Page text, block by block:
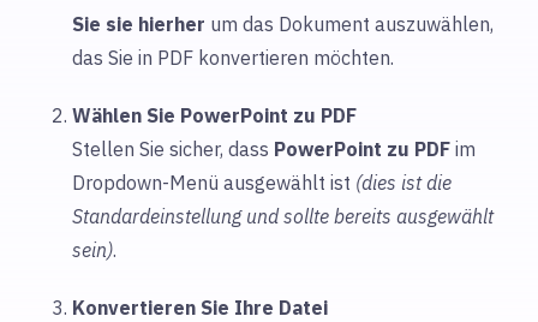
Sie sie hierher um das Dokument auszuwählen,
das Sie in PDF konvertieren möchten.
Wählen Sie PowerPoint zu PDF
Stellen Sie sicher, dass PowerPoint zu PDF im
Dropdown-Menü ausgewählt ist (dies ist die
Standardeinstellung und sollte bereits ausgewählt
sein).
Konvertieren Sie Ihre Datei